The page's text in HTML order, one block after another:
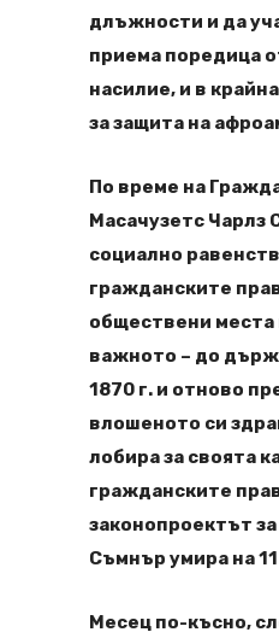
длъжности и да
приема поредица
насилие, и в
за защита на
По време на
Масачузетс Чарлз
социално
гражданските
обществени места
важното – до
1870 г. и отново
влошеното си
лобира за своята
гражданските
законопроектът
Съмнър умира на
Месец по-късно,